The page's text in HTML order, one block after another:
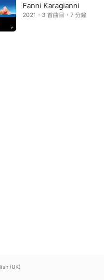
Fanni Karagianni
2021・3 首曲目・7 分鐘
(UK)